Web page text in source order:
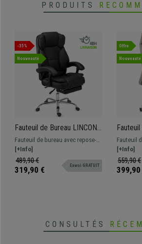
PRODUITS
-35%
Nouveauté
Fauteuil de Bureau LINCON,
Très Confortable,
Ergonomique, Repose Pieds
Extensible, Cuir Noir
Fauteuil de bureau avec repose-
pieds extensible et dossier grande
inclinaison. Confort garantie
[+Info]
489,90 €
319,90 € Envoi GRATUIT
Offre
Nouveauté
Design
Fauteuil
élégant.
haut
intégré.
[+Info]
559,90 €
399,90
CONSULTÉS